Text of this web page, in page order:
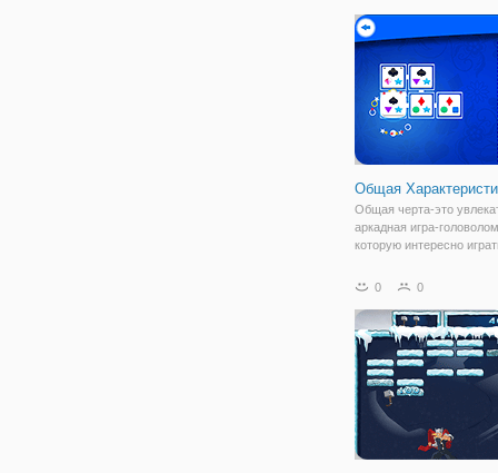
круги и другие
формы.
Общая
Общая черта-это
аркадная игра-
которую интересно
блоков с уникальными
пользования и вам
проверять. Блоки
0 0